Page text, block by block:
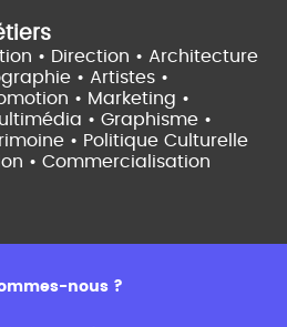
• Direction • Architecture
• Artistes •
• Marketing •
• Graphisme •
• Politique Culturelle
• Commercialisation
nous ?